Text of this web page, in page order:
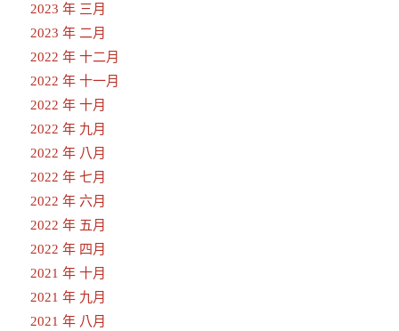
2023 年 三月
2023 年 二月
2022 年 十二月
2022 年 十一月
2022 年 十月
2022 年 九月
2022 年 八月
2022 年 七月
2022 年 六月
2022 年 五月
2022 年 四月
2021 年 十月
2021 年 九月
2021 年 八月